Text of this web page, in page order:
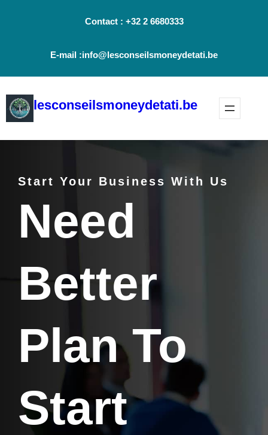
Contact : +32 2 6680333
E-mail :info@lesconseilsmoneydetati.be
lesconseilsmoneydetati.be
Start Your Business With Us
Need
Better
Plan To
Start